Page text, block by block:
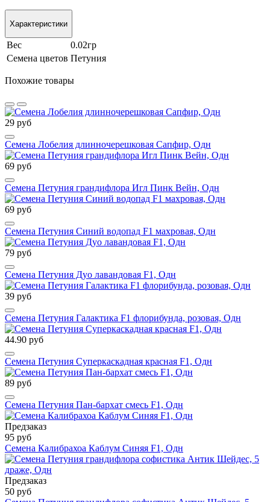
Характеристики
Вес
0.02гр
Семена цветов Петуния
Похожие товары
29 руб
Семена Лобелия длинночерешковая Сапфир, Одн
69 руб
Семена Петуния грандифлора Игл Пинк Вейн, Одн
69 руб
Семена Петуния Синий водопад F1 махровая, Одн
79 руб
Семена Петуния Дуо лавандовая F1, Одн
39 руб
Семена Петуния Галактика F1 флорибунда, розовая, Одн
44.90 руб
Семена Петуния Суперкаскадная красная F1, Одн
89 руб
Семена Петуния Пан-бархат смесь F1, Одн
Предзаказ
95 руб
Семена Калибрахоа Каблум Синяя F1, Одн
Предзаказ
50 руб